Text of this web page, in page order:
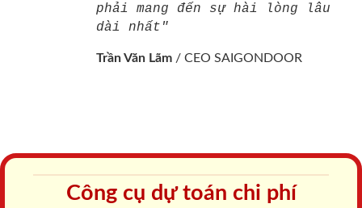
phải mang đến sự hài lòng lâu
dài nhất"
Trần Văn Lãm / CEO SAIGONDOOR
Công cụ dự toán chi phí